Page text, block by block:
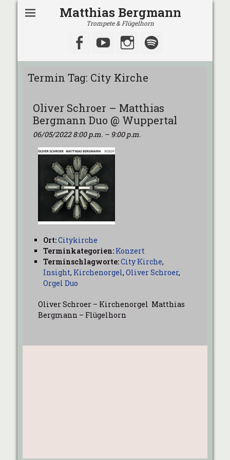
Matthias Bergmann
Trompete & Flügelhorn
Facebook
YouTubeInstagram
Termin Tag: City Kirche
Oliver Schroer – Matthias
Bergmann Duo @ Wuppertal
06/05/2022 8:00 p.m. – 9:00 p.m.
Ort:Citykirche
Terminkategorien: Konzert
Terminschlagworte:City Kirche,
Insight, Kirchenorgel, Oliver Schroer,
Orgel Duo
Oliver Schroer – Kirchenorgel Matthias
Bergmann – Flügelhorn